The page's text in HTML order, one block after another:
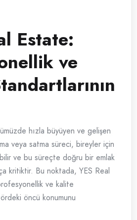
Estate:
ve
hızla büyüyen ve gelişen
veya satma süreci, bireyler için
ve bu süreçte doğru bir emlak
kritiktir. Bu noktada, YES Real
ve kalite
öncü konumunu